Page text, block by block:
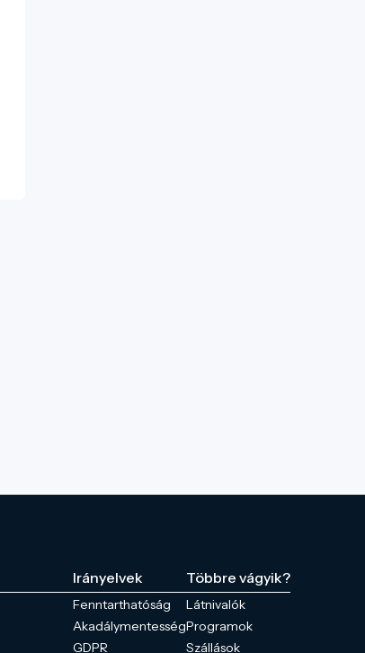
Irányelvek
Fenntarthatóság
Akadálymentesség
GDPR
Többre vágyik?
Látnivalók
Programok
Szállások